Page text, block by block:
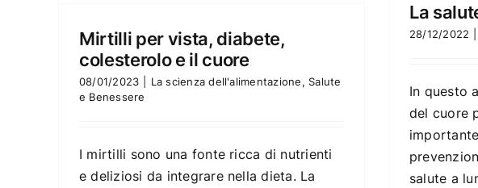
Mirtilli per vista, diabete,
colesterolo e il cuore
08/01/2023 La scienza dell'alimentazione, Salute
e Benessere
I mirtilli sono una fonte ricca di nutrienti
e deliziosi da integrare nella dieta. La
La
28/12/2022
In questo
del cuore
salute a